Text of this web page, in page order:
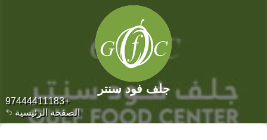
الصفحة الرئيسية
+97444411183
جلف فود سنتر